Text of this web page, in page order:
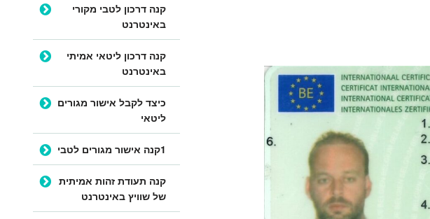
קנה דרכון לטבי מקורי
באינטרנט
קנה דרכון ליטאי אמיתי
באינטרנט
כיצד לקבל אישור מגורים
ליטאי
1קנה אישור מגורים לטבי
קנה תעודת זהות אמיתית
של שוויץ באינטרנט